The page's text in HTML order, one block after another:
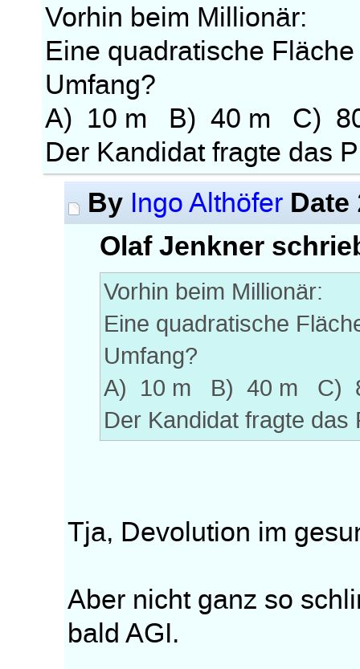
Vorhin beim Millionär:
Eine quadratische
Umfang?
A) 10 m B) 40 m C)
Der Kandidat fragte das
By Ingo Althöfer Date
Olaf Jenkner
Vorhin beim Millionär:
Eine quadratische
Umfang?
A) 10 m B) 40 m C)
Der Kandidat fragte das
Tja, Devolution im
Aber nicht ganz so
bald AGI.